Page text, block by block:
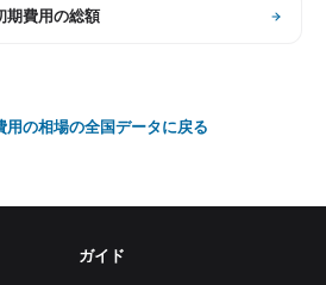
期費用の総額
用の相場の全国データに戻る
ガイド